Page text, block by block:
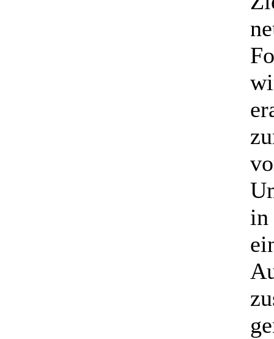
in